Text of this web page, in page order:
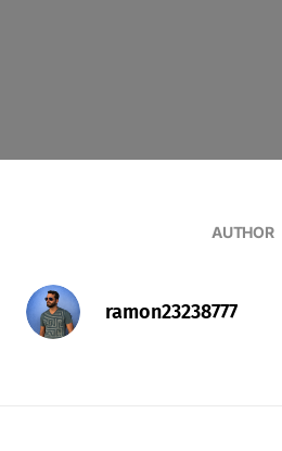
AUTHOR
ramon23238777